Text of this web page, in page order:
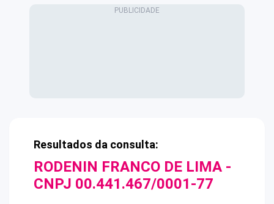
Resultados da consulta:
RODENIN FRANCO DE LIMA -
CNPJ 00.441.467/0001-77